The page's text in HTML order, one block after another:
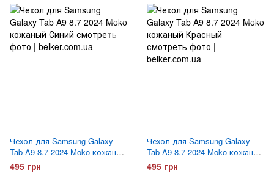
Чехол для Samsung Galaxy
Tab A9 8.7 2024 Moko кожаный
Синий
495 грн
Чехол для Samsung Galaxy
Tab A9 8.7 2024 Moko кожаный
Красный
495 грн